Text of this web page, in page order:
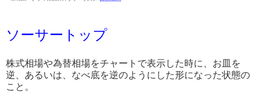
ソーサートップ
株式相場や為替相場をチャートで表示した時に、お皿を
逆、あるいは、なべ底を逆のようにした形になった状態の
こと。